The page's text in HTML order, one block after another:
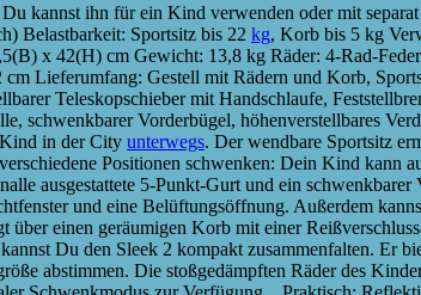
kannst ihn für ein Kind verwenden oder mit
Belastbarkeit: Sportsitz bis 22 kg, Korb bis 5 kg
x 42(H) cm Gewicht: 13,8 kg Räder: 4-Rad-
Lieferumfang: Gestell mit Rädern und Korb,
Teleskopschieber mit Handschlaufe,
schwenkbarer Vorderbügel, höhenverstellbares
in der City unterwegs. Der wendbare Sportsitz
Positionen schwenken: Dein Kind kann
ausgestattete 5-Punkt-Gurt und ein
und eine Belüftungsöffnung. Außerdem
einen geräumigen Korb mit einer
Du den Sleek 2 kompakt zusammenfalten. Er
abstimmen. Die stoßgedämpften Räder des